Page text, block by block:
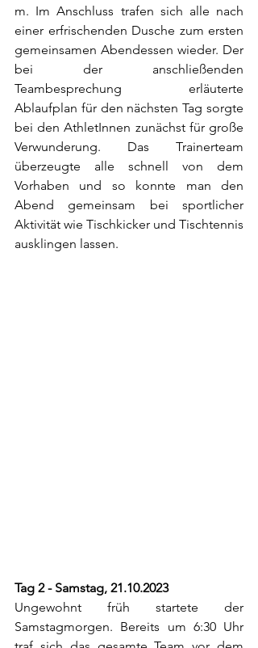
m. Im Anschluss trafen sich alle nach
einer erfrischenden Dusche zum ersten
gemeinsamen Abendessen wieder. Der
bei der anschließenden
Teambesprechung erläuterte
Ablaufplan für den nächsten Tag sorgte
bei den AthletInnen zunächst für große
Verwunderung. Das Trainerteam
überzeugte alle schnell von dem
Vorhaben und so konnte man den
Abend gemeinsam bei sportlicher
Aktivität wie Tischkicker und Tischtennis
ausklingen lassen.
Tag 2 - Samstag, 21.10.2023
Ungewohnt früh startete der
Samstagmorgen. Bereits um 6:30 Uhr